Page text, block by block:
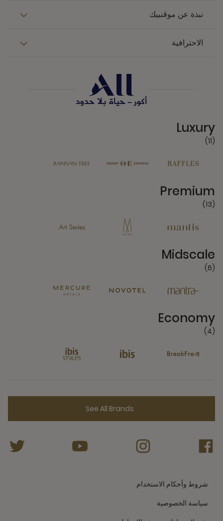
نبذة عن موڤنبيك
الاحترافية
Luxury
(11)
Premium
(13)
Midscale
(6)
Economy
(4)
See All Brands
شروط وأحكام الاستخدام
سياسة الخصوصية